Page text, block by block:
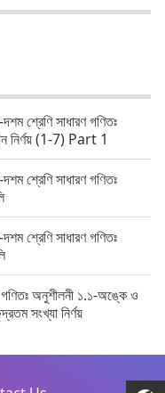
সাধারণ গণিতঃ
নির্ণয় (1-7) Part 1
সাধারণ গণিতঃ
সাধারণ গণিতঃ
অনুশীলনী ১.১-অঙ্কে ও
সংখ্যা নির্ণয়